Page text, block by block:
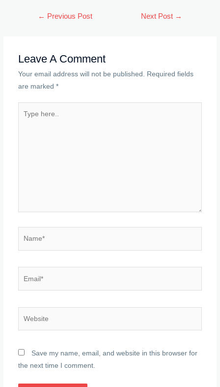
← Previous Post Next Post →
Leave A Comment
Your email address will not be published.
Required fields
are marked *
Save my name, email, and website in this browser for
the next time I comment.